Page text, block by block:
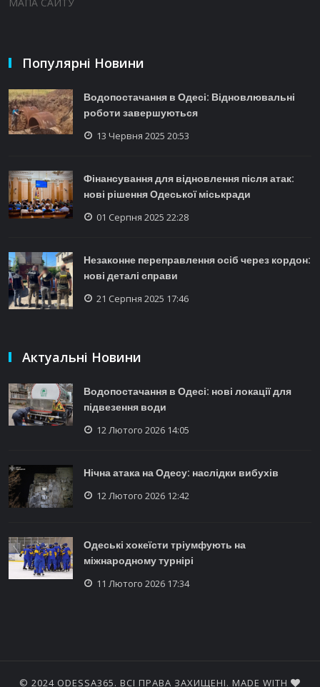
Популярні Новини
Водопостачання в Одесі: Відновлювальні
роботи завершуються
13 Червня 2025 20:53
Фінансування для відновлення після атак:
нові рішення Одеської міськради
01 Серпня 2025 22:28
Незаконне переправлення осіб через кордон:
нові деталі справи
21 Серпня 2025 17:46
Актуальні Новини
Водопостачання в Одесі: нові локації для
підвезення води
12 Лютого 2026 14:05
Нічна атака на Одесу: наслідки вибухів
12 Лютого 2026 12:42
Одеські хокеїсти тріумфують на
міжнародному турнірі
11 Лютого 2026 17:34
© 2024 ODESSA365. ВСІ ПРАВА ЗАХИЩЕНІ. MADE WITH